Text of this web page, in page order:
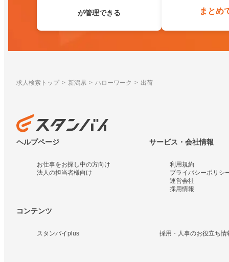
が管理できる まとめ
求人検索トップ 新潟県 ハローワーク 出荷
ヘルプページ
お仕事をお探し中の方向け
法人の担当者様向け
サービス・会社情報
利用規約
プライバシーポリシ
運営会社
採用情報
コンテンツ
スタンバイplus 採用・人事のお役立ち情